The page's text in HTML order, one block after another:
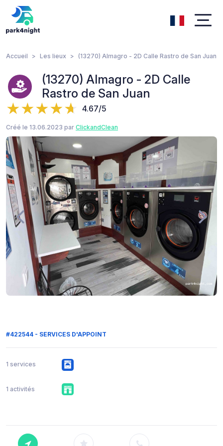
Accueil Les lieux (13270) Almagro - 2D Calle Rastro de San Juan
(13270) Almagro - 2D Calle
Rastro de San Juan
4.67/5
Créé le 13.06.2023 par ClickandClean
#422544 - SERVICES D'APPOINT
1 services
1 activités